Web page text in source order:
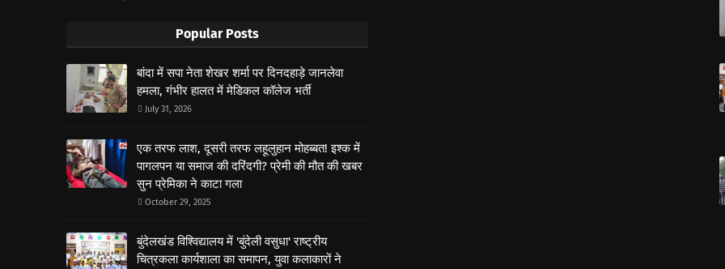
Popular Posts
बांदा में सपा नेता शेखर शर्मा पर दिनदहाड़े जानलेवा
हमला, गंभीर हालत में मेडिकल कॉलेज भर्ती
July 31, 2026
एक तरफ लाश, दूसरी तरफ लहूलुहान मोहब्बत! इश्क में
पागलपन या समाज की दरिंदगी? प्रेमी की मौत की खबर
सुन प्रेमिका ने काटा गला
October 29, 2025
बुंदेलखंड विश्विद्यालय में 'बुंदेली वसुधा' राष्ट्रीय
चित्रकला कार्यशाला का समापन, युवा कलाकारों ने